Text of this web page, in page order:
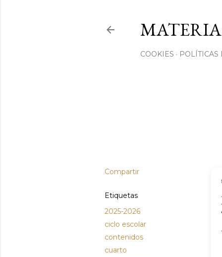
COOKIES
Compartir
Etiquetas
2025-2026
ciclo escolar
contenidos
cuarto